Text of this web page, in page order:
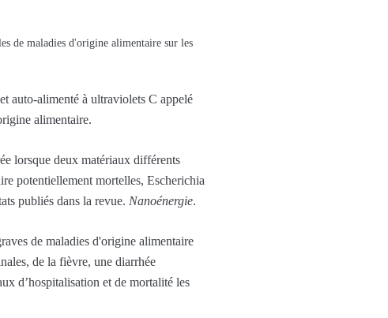
de maladies d'origine alimentaire sur les
auto-alimenté à ultraviolets C appelé
alimentaire.
lorsque deux matériaux différents
potentiellement mortelles, Escherichia
publiés dans la revue. Nanoénergie.
de maladies d'origine alimentaire
de la fièvre, une diarrhée
d’hospitalisation et de mortalité les